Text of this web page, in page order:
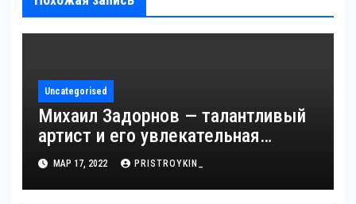
Uncategorised
Михаил Задорнов — талантливый
артист и его увлекательная
биография — выдающиеся
достижения, известность и
интересные факты из личной
МАР 17, 2022 PRISTROYKIN_